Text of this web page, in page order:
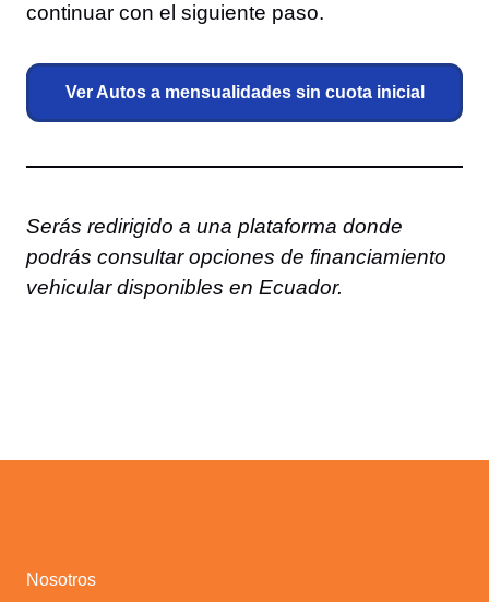
continuar con el siguiente paso.
Ver Autos a mensualidades sin cuota inicial
Serás redirigido a una plataforma donde
podrás consultar opciones de financiamiento
vehicular disponibles en Ecuador.
Nosotros